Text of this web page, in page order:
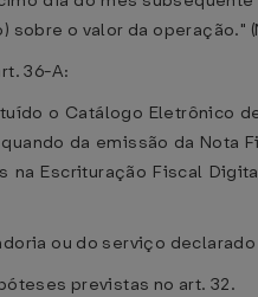
sobre o valor da operação."
36-A:
o Catálogo Eletrônico
da emissão da Nota
na Escrituração Fiscal
ou do serviço
previstas no art. 32.